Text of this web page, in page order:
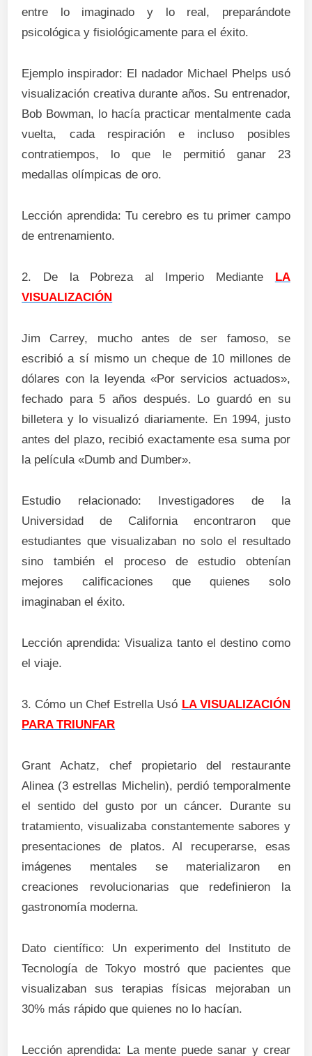
entre lo imaginado y lo real, preparándote
psicológica y fisiológicamente para el éxito.
Ejemplo inspirador: El nadador Michael Phelps usó
visualización creativa durante años. Su entrenador,
Bob Bowman, lo hacía practicar mentalmente cada
vuelta, cada respiración e incluso posibles
contratiempos, lo que le permitió ganar 23
medallas olímpicas de oro.
Lección aprendida: Tu cerebro es tu primer campo
de entrenamiento.
2. De la Pobreza al Imperio Mediante
LA
VISUALIZACIÓN
Jim Carrey, mucho antes de ser famoso, se
escribió a sí mismo un cheque de 10 millones de
dólares con la leyenda «Por servicios actuados»,
fechado para 5 años después. Lo guardó en su
billetera y lo visualizó diariamente. En 1994, justo
antes del plazo, recibió exactamente esa suma por
la película «Dumb and Dumber».
Estudio relacionado: Investigadores de la
Universidad de California encontraron que
estudiantes que visualizaban no solo el resultado
sino también el proceso de estudio obtenían
mejores calificaciones que quienes solo
imaginaban el éxito.
Lección aprendida: Visualiza tanto el destino como
el viaje.
3. Cómo un Chef Estrella Usó LA VISUALIZACIÓN
PARA TRIUNFAR
Grant Achatz, chef propietario del restaurante
Alinea (3 estrellas Michelin), perdió temporalmente
el sentido del gusto por un cáncer. Durante su
tratamiento, visualizaba constantemente sabores y
presentaciones de platos. Al recuperarse, esas
imágenes mentales se materializaron en
creaciones revolucionarias que redefinieron la
gastronomía moderna.
Dato científico: Un experimento del Instituto de
Tecnología de Tokyo mostró que pacientes que
visualizaban sus terapias físicas mejoraban un
30% más rápido que quienes no lo hacían.
Lección aprendida: La mente puede sanar y crear